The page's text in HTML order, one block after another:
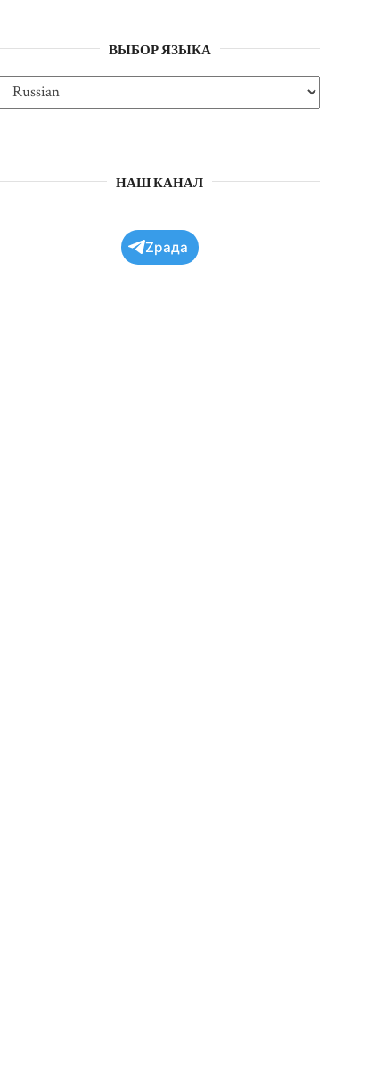
ВЫБОР ЯЗЫКА
НАШ КАНАЛ
Zрада